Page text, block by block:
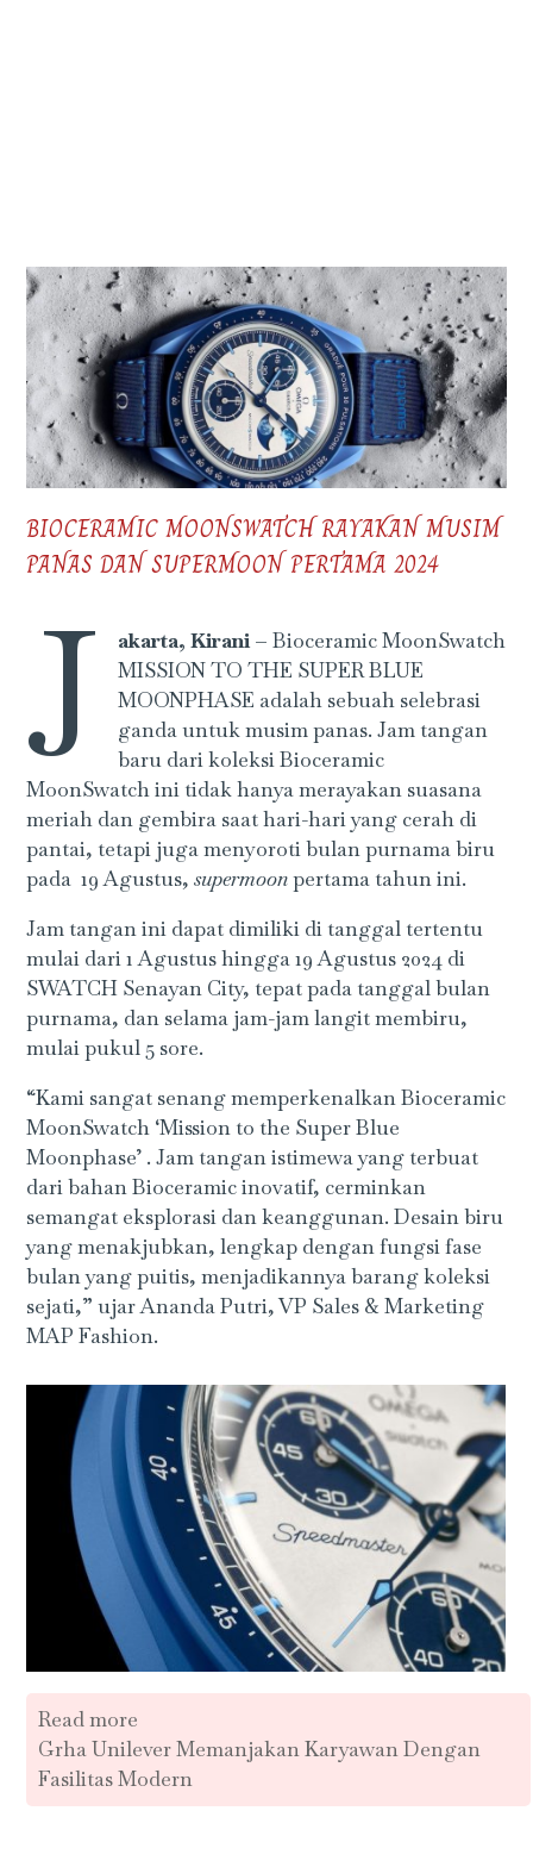
BIOCERAMIC MOONSWATCH RAYAKAN MUSIM
PANAS DAN SUPERMOON PERTAMA 2024
J akarta, Kirani – Bioceramic MoonSwatch
MISSION TO THE SUPER BLUE
MOONPHASE adalah sebuah selebrasi
ganda untuk musim panas. Jam tangan
baru dari koleksi Bioceramic
MoonSwatch ini tidak hanya merayakan suasana
meriah dan gembira saat hari-hari yang cerah di
pantai, tetapi juga menyoroti bulan purnama biru
pada 19 Agustus,supermoonpertama tahun ini.
Jam tangan ini dapat dimiliki di tanggal tertentu
mulai dari 1 Agustus hingga 19 Agustus 2024 di
SWATCH Senayan City, tepat pada tanggal bulan
purnama, dan selama jam-jam langit membiru,
mulai pukul 5 sore.
“Kami sangat senang memperkenalkan Bioceramic
MoonSwatch ‘Mission to the Super Blue
Moonphase’ . Jam tangan istimewa yang terbuat
dari bahan Bioceramic inovatif, cerminkan
semangat eksplorasi dan keanggunan. Desain biru
yang menakjubkan, lengkap dengan fungsi fase
bulan yang puitis, menjadikannya barang koleksi
sejati,” ujar Ananda Putri, VP Sales & Marketing
MAP Fashion.
Read more
Grha Unilever Memanjakan Karyawan Dengan
Fasilitas Modern